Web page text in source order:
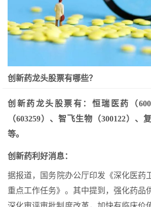
创新药龙头股票有哪些？
创新药龙头股票有：恒瑞医药（
（603259）、智飞生物（300122）、
等。
创新药利好消息：
据报道，国务院办公厅印发《深化医药
重点工作任务》。其中提到，强化药品